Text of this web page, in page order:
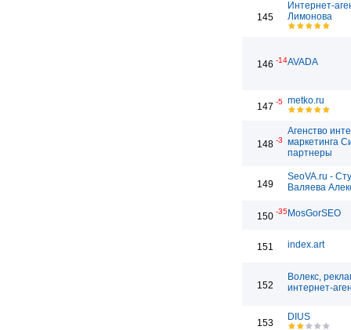
145
Интернет-
Лимонова
146 -14AVADA
147 -5 metko.ru
148 -3
Агенство
маркетинга
партнеры
149
SeoVA.ru -
Валяева
150 -35MosGorSEO
151 index.art
152
Волекс,
интернет-
153
DIUS